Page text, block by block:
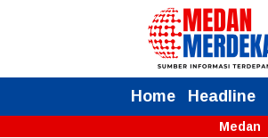
Home Headline
Medan